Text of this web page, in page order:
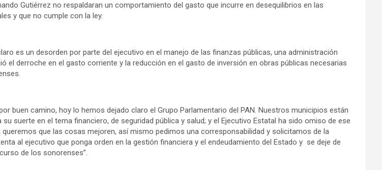
Gutiérrez no respaldaran un comportamiento del gasto que incurre en desequilibrios en las
y que no cumple con la ley.
es un desorden por parte del ejecutivo en el manejo de las finanzas públicas, una administración
el derroche en el gasto corriente y la reducción en el gasto de inversión en obras públicas necesarias
buen camino, hoy lo hemos dejado claro el Grupo Parlamentario del PAN. Nuestros municipios están
su suerte en el tema financiero, de seguridad pública y salud; y el Ejecutivo Estatal ha sido omiso de ese
queremos que las cosas mejoren, así mismo pedimos una corresponsabilidad y solicitamos de la
al ejecutivo que ponga orden en la gestión financiera y el endeudamiento del Estado y se deje de
de los sonorenses”.